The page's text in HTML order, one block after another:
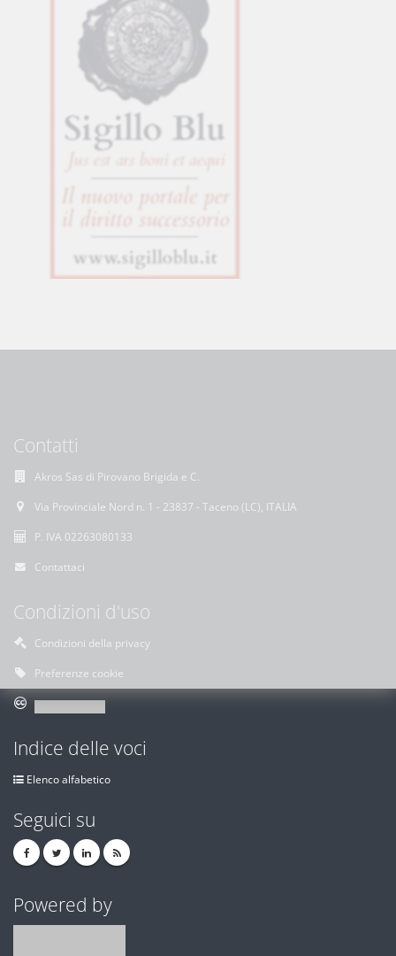
Contatti
Akros Sas di Pirovano Brigida e C.
Via Provinciale Nord n. 1 - 23837 - Taceno (LC), ITALIA
P. IVA 02263080133
Contattaci
Condizioni d'uso
Condizioni della privacy
Preferenze cookie
Indice delle voci
Elenco alfabetico
Seguici su
Powered by